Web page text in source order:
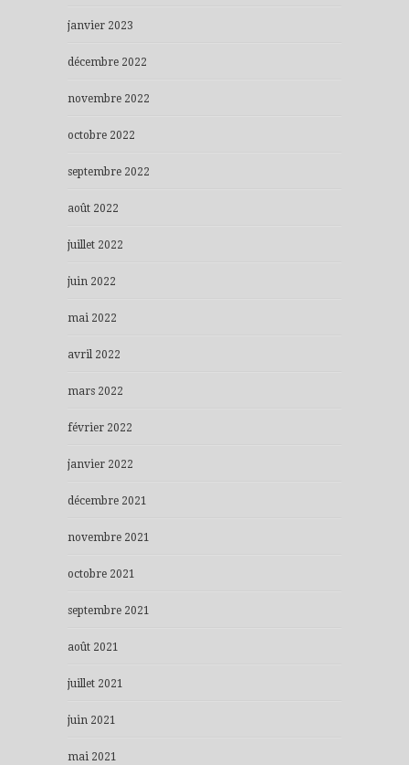
janvier 2023
décembre 2022
novembre 2022
octobre 2022
septembre 2022
août 2022
juillet 2022
juin 2022
mai 2022
avril 2022
mars 2022
février 2022
janvier 2022
décembre 2021
novembre 2021
octobre 2021
septembre 2021
août 2021
juillet 2021
juin 2021
mai 2021